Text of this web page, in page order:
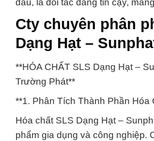
đầu, là đối tác đáng tin cậy,
Cty chuyên phân
Dạng Hạt –
**HÓA CHẤT SLS Dạng Hạt –
Trường Phát**
**1. Phân Tích Thành Phần
Hóa chất SLS Dạng Hạt –
phẩm gia dụng và công nghiệp.